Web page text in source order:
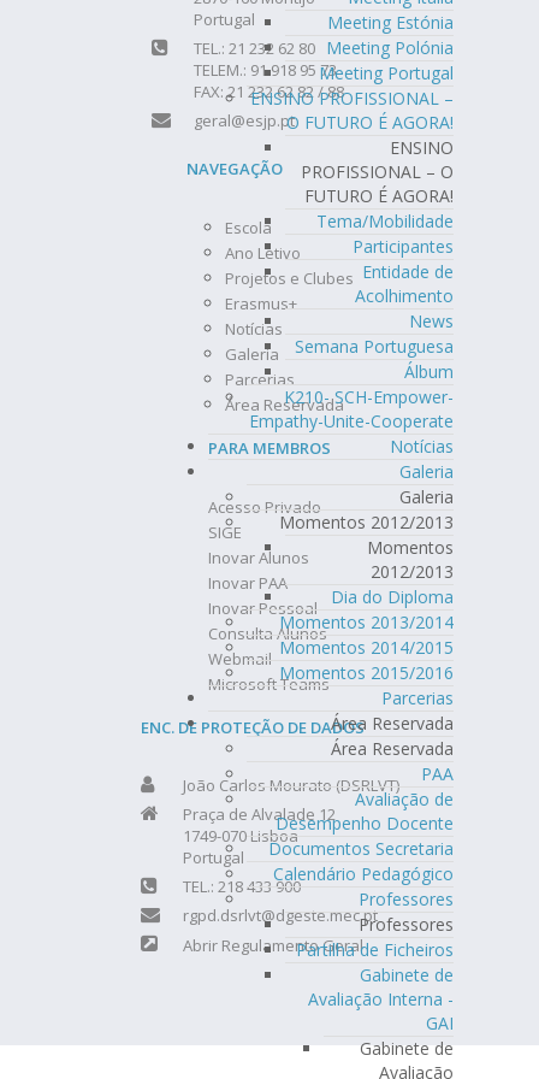
Meeting Estónia
Meeting Polónia
Meeting Portugal
ENSINO PROFISSIONAL –
O FUTURO É AGORA!
ENSINO
PROFISSIONAL – O
FUTURO É AGORA!
Tema/Mobilidade
Participantes
Entidade de
Acolhimento
News
Semana Portuguesa
Álbum
K210- SCH-Empower-
Empathy-Unite-Cooperate
Notícias
Galeria
Galeria
Momentos 2012/2013
Momentos
2012/2013
Dia do Diploma
Momentos 2013/2014
Momentos 2014/2015
Momentos 2015/2016
Parcerias
Área Reservada
Área Reservada
PAA
Avaliação de
Desempenho Docente
Documentos Secretaria
Calendário Pedagógico
Professores
Professores
Partilha de Ficheiros
Gabinete de
Avaliação Interna -
GAI
Gabinete de
Avaliação
Portugal
TEL.: 21 232 62 80
TELEM.: 91 918 95 73
FAX: 21 232 62 82 / 88
geral@esjp.pt
NAVEGAÇÃO
Escola
Ano Letivo
Projetos e Clubes
Erasmus+
Notícias
Galeria
Parcerias
Área Reservada
PARA MEMBROS
Acesso Privado
SIGE
Inovar Alunos
Inovar PAA
Inovar Pessoal
Consulta Alunos
Webmail
Microsoft Teams
ENC. DE PROTEÇÃO DE DADOS
João Carlos Mourato (DSRLVT)
Praça de Alvalade 12
1749-070 Lisboa
Portugal
TEL.: 218 433 900
rgpd.dsrlvt@dgeste.mec.pt
Abrir Regulamento Geral